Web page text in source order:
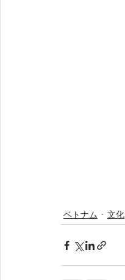
ベトナム 文化